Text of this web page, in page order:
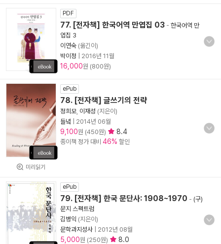
PDF
77. [전자책] 한국어역 만엽집 03 - 한국어역 만
엽집 3
이연숙 (옮긴이)
박이정
2016년 11월
16,000원 (800원)
미리읽기
ePub
78. [전자책] 글쓰기의 전략
정희모 이재성 (지은이)
들녘
2014년 06월
9,100원 (450원) 8.4
종이책 정가 대비 46% 할인
ePub
79. [전자책] 한국 문단사: 1908~1970 - (구)
문지 스펙트럼
김병익 (지은이)
문학과지성사
2012년 08월
5,000원 (250원) 8.0